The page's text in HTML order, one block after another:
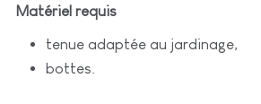
Matériel requis
tenue adaptée au jardinage,
bottes.